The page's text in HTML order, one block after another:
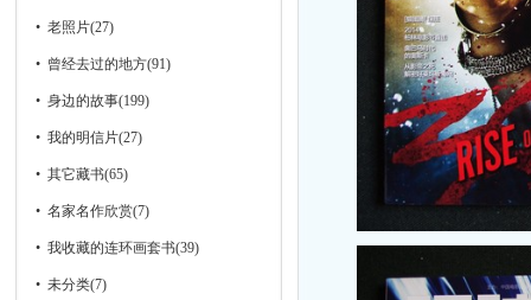
• 老照片(27)
• 曾经去过的地方(91)
• 身边的故事(199)
• 我的明信片(27)
• 其它藏书(65)
• 名家名作欣赏(7)
• 我收藏的连环画套书(39)
• 未分类(7)